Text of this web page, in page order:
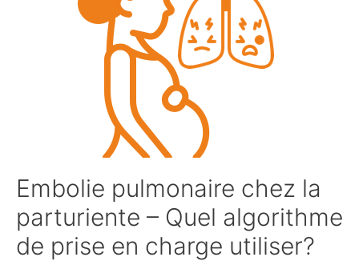
Embolie pulmonaire chez la
parturiente – Quel algorithme
de prise en charge utiliser?